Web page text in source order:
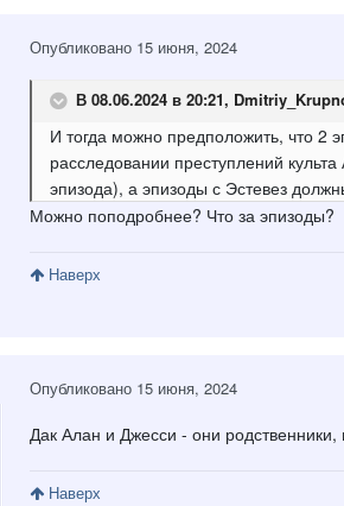
Опубликовано 15 июня, 2024
В 08.06.2024 в 20:21,
И тогда можно предположить, что 2
расследовании преступлений
эпизода), а эпизоды с Эстевез
Можно поподробнее? Что за эпизоды?
Наверх
Опубликовано 15 июня, 2024
Дак Алан и Джесси - они родственники,
Наверх